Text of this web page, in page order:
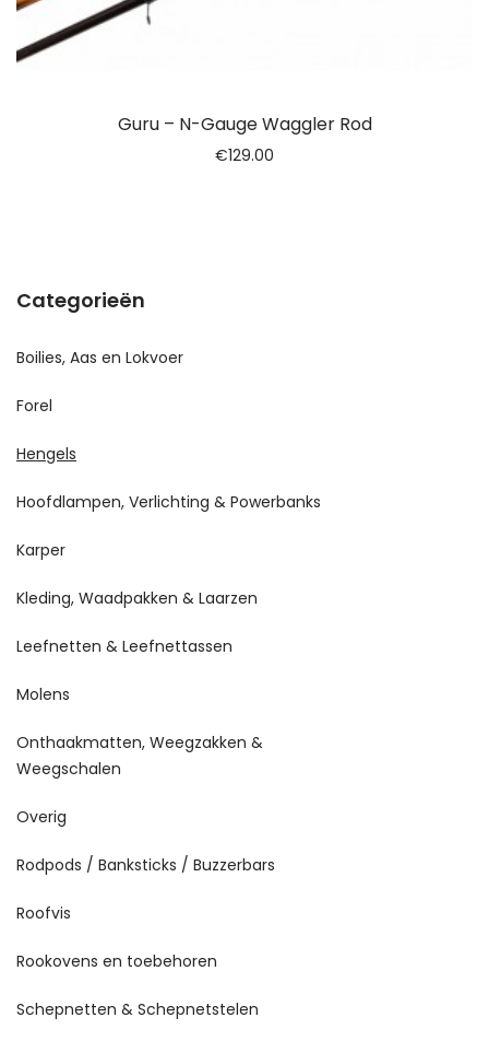
Guru – N-Gauge Waggler Rod
€129.00
Categorieën
Boilies, Aas en Lokvoer
Forel
Hengels
Hoofdlampen, Verlichting & Powerbanks
Karper
Kleding, Waadpakken & Laarzen
Leefnetten & Leefnettassen
Molens
Onthaakmatten, Weegzakken &
Weegschalen
Overig
Rodpods / Banksticks / Buzzerbars
Roofvis
Rookovens en toebehoren
Schepnetten & Schepnetstelen